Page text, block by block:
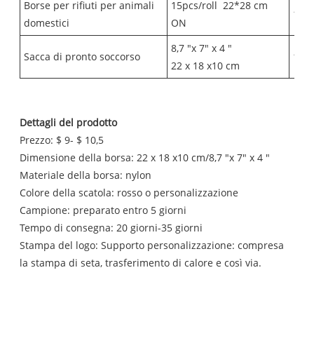
Borse per rifiuti per animali
domestici
15pcs/roll 22*28 cm
ON
1
Sacca di pronto soccorso
8,7 "x 7" x 4 "
22 x 18 x10 cm
1
Dettagli del prodotto
Prezzo: $ 9- $ 10,5
Dimensione della borsa: 22 x 18 x10 cm/8,7 "x 7" x 4 "
Materiale della borsa: nylon
Colore della scatola: rosso o personalizzazione
Campione: preparato entro 5 giorni
Tempo di consegna: 20 giorni-35 giorni
Stampa del logo: Supporto personalizzazione: compresa
la stampa di seta, trasferimento di calore e così via.